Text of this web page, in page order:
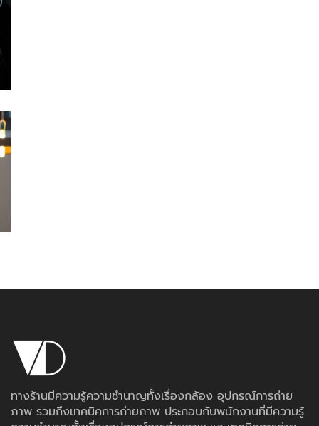
ทางร้านมีความรู้ความชำนาญทั้งเรื่องกล้อง อุปกรณ์การถ่าย
ภาพ รวมถึงเทคนิคการถ่ายภาพ ประกอบกับพนักงานที่มีความรู้